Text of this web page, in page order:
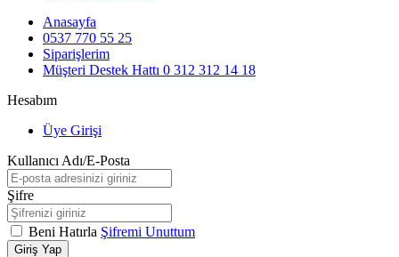
Anasayfa
0537 770 55 25
Siparişlerim
Müşteri Destek Hattı 0 312 312 14 18
Hesabım
Üye Girişi
Kullanıcı Adı/E-Posta
Şifre
Beni Hatırla Şifremi Unuttum
Giriş Yap